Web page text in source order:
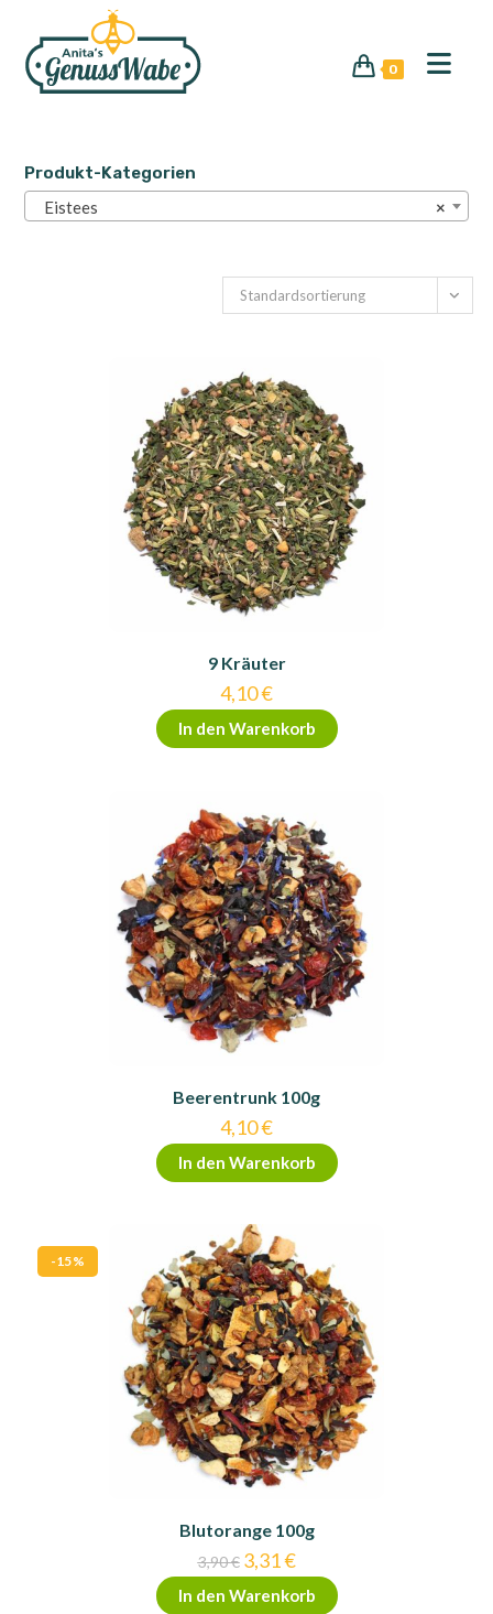
Inhalt
springen
0
Produkt-Kategorien
×
Eistees
Standardsortierung
9 Kräuter
4,10€
In den Warenkorb
Beerentrunk 100g
4,10€
In den Warenkorb
-15%
Blutorange 100g
3,90€ Ursprünglicher
Preis
war:
3,90 €
3,31€Aktueller
Preis
ist:
3,31 €.
In den Warenkorb